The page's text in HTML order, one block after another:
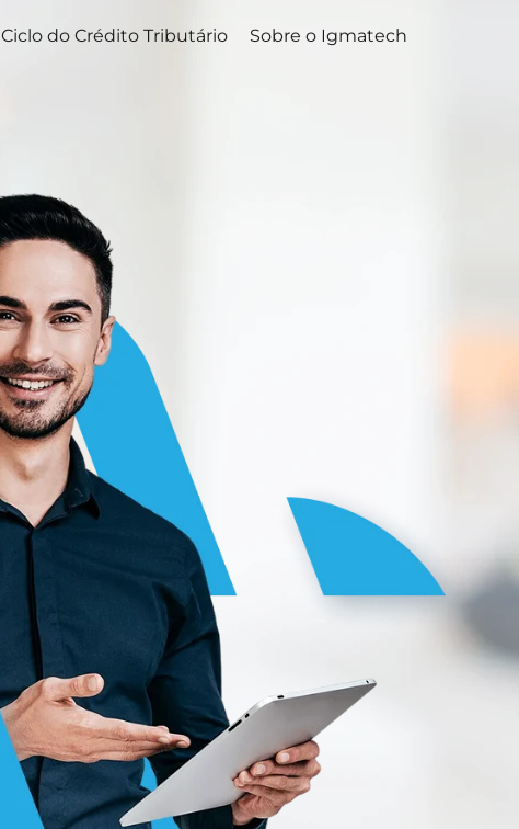
Ciclo do Crédito Tributário Sobre o Igmatech